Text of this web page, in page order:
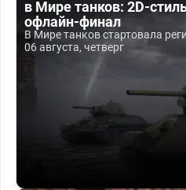
в Мире танков: 2D-
офлайн-финал
В Мире танков стартовала
06 августа, четверг